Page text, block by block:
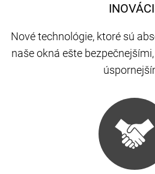
Nové technológie, ktoré sú
naše okná ešte